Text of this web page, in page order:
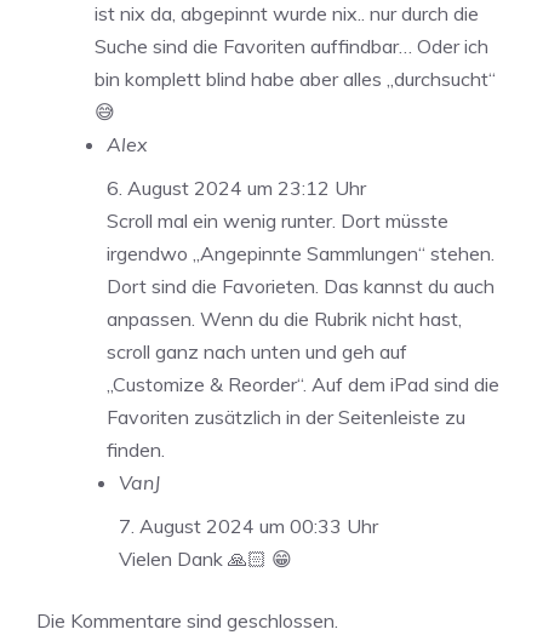
ist nix da, abgepinnt wurde nix.. nur durch die
Suche sind die Favoriten auffindbar… Oder ich
bin komplett blind habe aber alles „durchsucht“
😅
Alex
6. August 2024 um 23:12 Uhr
Scroll mal ein wenig runter. Dort müsste
irgendwo „Angepinnte Sammlungen“ stehen.
Dort sind die Favorieten. Das kannst du auch
anpassen. Wenn du die Rubrik nicht hast,
scroll ganz nach unten und geh auf
„Customize & Reorder“. Auf dem iPad sind die
Favoriten zusätzlich in der Seitenleiste zu
finden.
VanJ
7. August 2024 um 00:33 Uhr
Vielen Dank 🙏🏻 😁
Die Kommentare sind geschlossen.